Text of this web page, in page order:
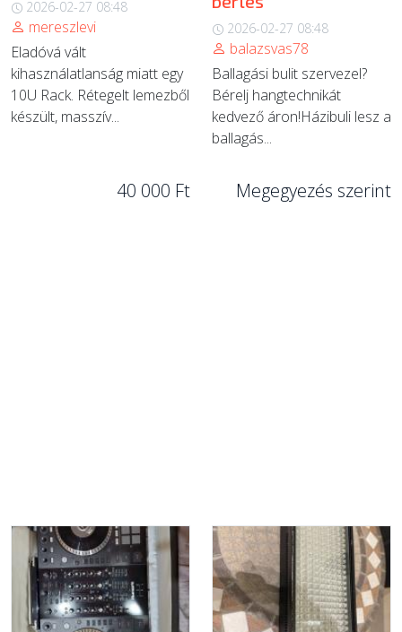
2026-02-27 08:48
mereszlevi
Eladóvá vált
kihasználatlanság miatt egy
10U Rack. Rétegelt lemezből
készült, masszív...
40 000 Ft
2026-02-27 08:48
balazsvas78
Ballagási bulit szervezel?
Bérelj hangtechnikát
kedvező áron! ​Házibuli lesz a
ballagás...
Megegyezés szerint